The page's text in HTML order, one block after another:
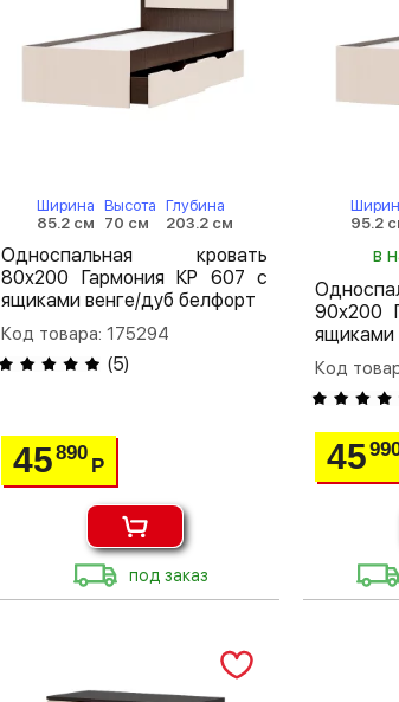
Ширина
85.2 см
Высота
70 см
Глубина
203.2 см
Односпальная кровать
80х200 Гармония КР 607 с
ящиками венге/дуб белфорт
Код товара: 175294
(5)
45890
Р
под заказ
95.2
в
90х200
ящиками
Код
45